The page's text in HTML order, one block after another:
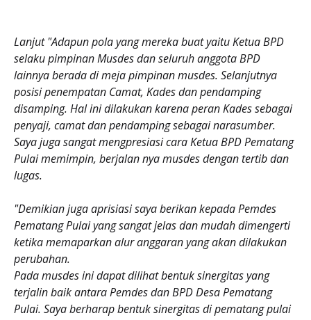
Lanjut "Adapun pola yang mereka buat yaitu Ketua BPD
selaku pimpinan Musdes dan seluruh anggota BPD
lainnya berada di meja pimpinan musdes. Selanjutnya
posisi penempatan Camat, Kades dan pendamping
disamping. Hal ini dilakukan karena peran Kades sebagai
penyaji, camat dan pendamping sebagai narasumber.
Saya juga sangat mengpresiasi cara Ketua BPD Pematang
Pulai memimpin, berjalan nya musdes dengan tertib dan
lugas.
"Demikian juga aprisiasi saya berikan kepada Pemdes
Pematang Pulai yang sangat jelas dan mudah dimengerti
ketika memaparkan alur anggaran yang akan dilakukan
perubahan.
Pada musdes ini dapat dilihat bentuk sinergitas yang
terjalin baik antara Pemdes dan BPD Desa Pematang
Pulai. Saya berharap bentuk sinergitas di pematang pulai